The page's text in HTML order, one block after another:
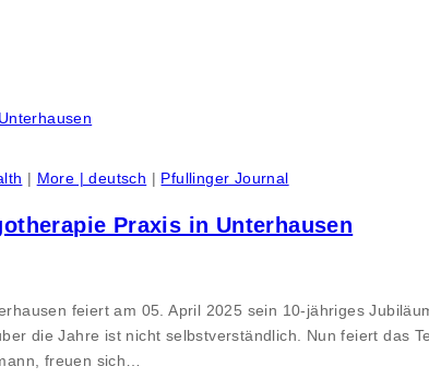
| More | deutsch | Pfullinger Journal
Praxis in Unterhausen
feiert am 05. April 2025 sein 10-jähriges
die Jahre ist nicht selbstverständlich. Nun feiert das
freuen sich…